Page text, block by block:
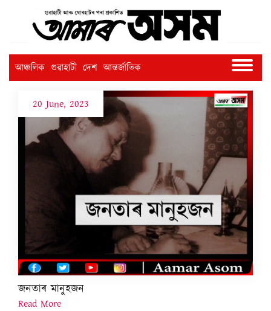
আঞ্চলিক গুৱাহাটী দেশ আন্তৰ্জাতিক
20 June, 2023
জনতাৰ মানুহজন
Read More